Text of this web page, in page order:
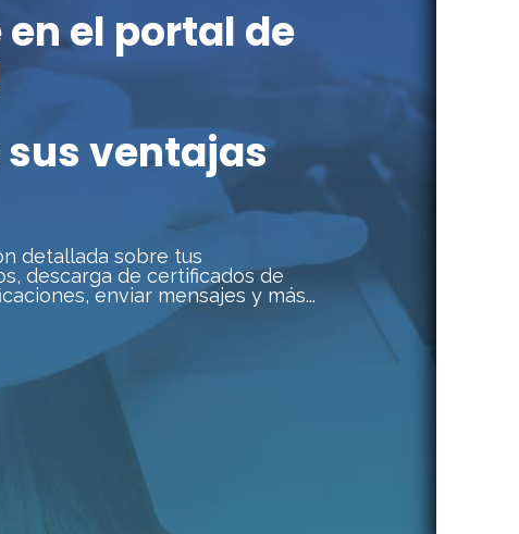
en el portal de
ventajas
detallada sobre tus
descarga de certificados de
enviar mensajes y más...